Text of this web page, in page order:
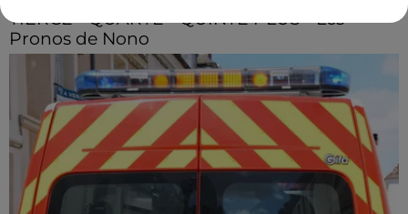
TIERCÉ - QUARTÉ - QUINTÉ PLUS - Les
Pronos de Nono